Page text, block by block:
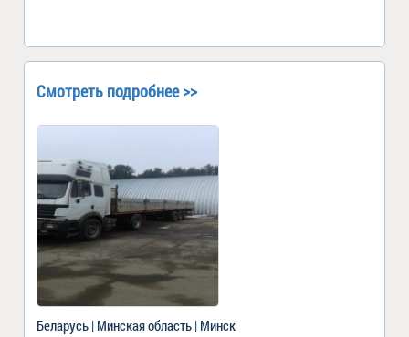
Смотреть подробнее >>
Беларусь | Минская область | Минск